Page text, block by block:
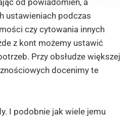
od powiadomień, a
ustawieniach podczas
czy cytowania innych
z kont możemy ustawić
Przy obsłudze większej
docenimy te
I podobnie jak wiele jemu